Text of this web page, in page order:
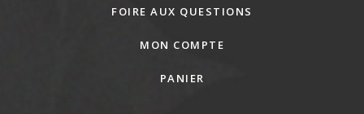
FOIRE AUX QUESTIONS
MON COMPTE
PANIER